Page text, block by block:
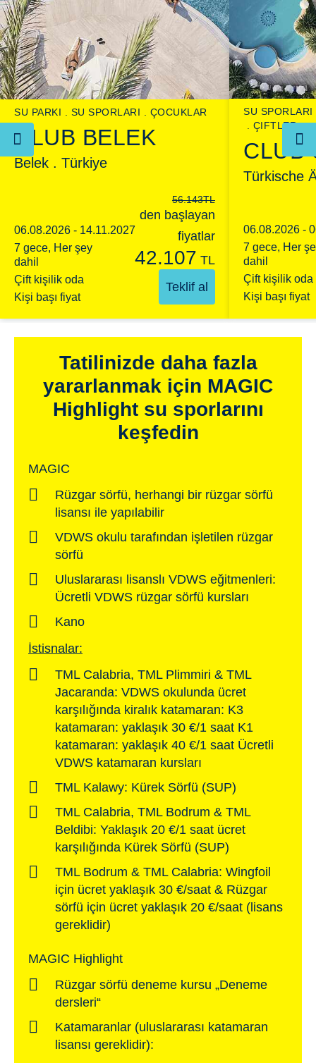
Motorlu su sporları
SU PARKI SU SPORLARI ÇOCUKLAR
CLUB BELEK
Belek . Türkiye
06.08.2026 - 14.11.2027
7 gece, Her şey
dahil
Çift kişilik oda
Kişi başı fiyat
56.143TL
den başlayan
fiyatlar
42.107 TL
Teklif al
SU SPORLARI
ÇIFTLER
CLUB
Türkische
06.08.2026 -
7 gece, Her
dahil
Çift kişilik oda
Kişi başı fiyat
Tatilinizde daha fazla
yararlanmak için MAGIC
Highlight su sporlarını
keşfedin
MAGIC
Rüzgar sörfü, herhangi bir rüzgar sörfü
lisansı ile yapılabilir
VDWS okulu tarafından işletilen rüzgar
sörfü
Uluslararası lisanslı VDWS eğitmenleri:
Ücretli VDWS rüzgar sörfü kursları
Kano
İstisnalar:
TML Calabria, TML Plimmiri & TML
Jacaranda: VDWS okulunda ücret
karşılığında kiralık katamaran: K3
katamaran: yaklaşık 30 €/1 saat K1
katamaran: yaklaşık 40 €/1 saat Ücretli
VDWS katamaran kursları
TML Kalawy: Kürek Sörfü (SUP)
TML Calabria, TML Bodrum & TML
Beldibi: Yaklaşık 20 €/1 saat ücret
karşılığında Kürek Sörfü (SUP)
TML Bodrum & TML Calabria: Wingfoil
için ücret yaklaşık 30 €/saat & Rüzgar
sörfü için ücret yaklaşık 20 €/saat (lisans
gereklidir)
MAGIC Highlight
Rüzgar sörfü deneme kursu „Deneme
dersleri“
Katamaranlar (uluslararası katamaran
lisansı gereklidir):